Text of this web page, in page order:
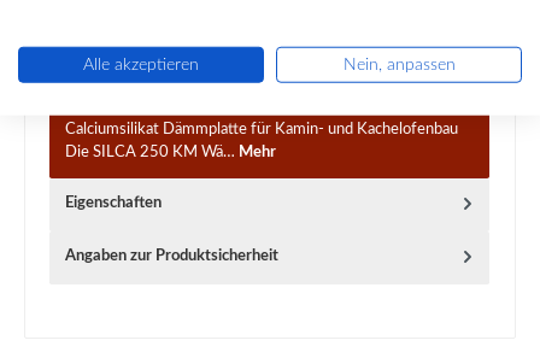
Beschreibung
Calciumsilikat Dämmplatte für Kamin- und Kachelofenbau
Die SILCA 250 KM Wä… Mehr
Eigenschaften
Angaben zur Produktsicherheit
Alle akzeptieren Nein, anpassen